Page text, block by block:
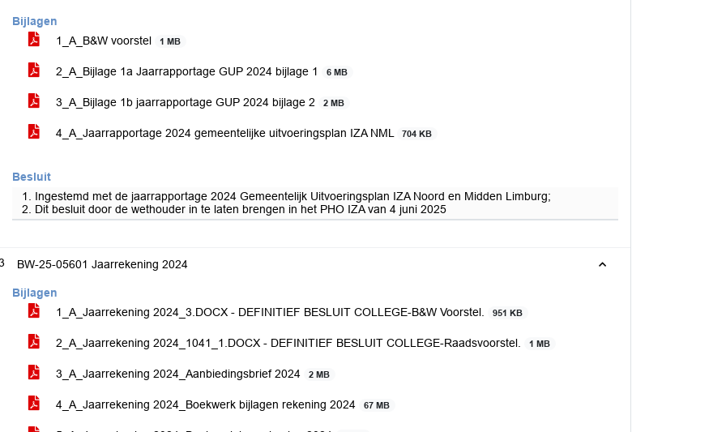
Bijlagen
1_A_B&W voorstel
1 MB
2_A_Bijlage 1a Jaarrapportage GUP 2024 bijlage 1 6 MB
3_A_Bijlage 1b jaarrapportage GUP 2024 bijlage 2 2 MB
4_A_Jaarrapportage 2024 gemeentelijke uitvoeringsplan IZA NML 704 KB
Besluit
1. Ingestemd met de jaarrapportage 2024 Gemeentelijk Uitvoeringsplan IZA Noord en Midden Limburg;
2. Dit besluit door de wethouder in te laten brengen in het PHO IZA van 4 juni 2025
BW-25-05601 Jaarrekening 2024
Bijlagen
1_A_Jaarrekening 2024_3.DOCX - DEFINITIEF BESLUIT COLLEGE-B&W Voorstel.
951 KB
2_A_Jaarrekening 2024_1041_1.DOCX - DEFINITIEF BESLUIT COLLEGE-Raadsvoorstel. 1 MB
3_A_Jaarrekening 2024_Aanbiedingsbrief 2024 2 MB
4_A_Jaarrekening 2024_Boekwerk bijlagen rekening 2024 67 MB